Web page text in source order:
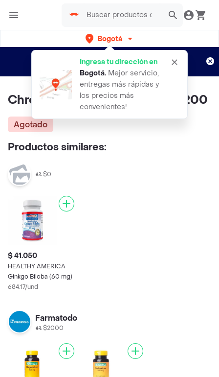
Bogotá
Ingresa tu dirección en
Bogotá. Mejor servicio,
entregas más rápidas y
los precios más
convenientes!
envíos gratis por semanas
Aplican TyC
Chromium Picolinate Tabletas 200
Agotado
Productos similares:
$0
$ 41.050
HEALTHY AMERICA
Ginkgo Biloba (60 mg)
684.17/und
Farmatodo
$2000